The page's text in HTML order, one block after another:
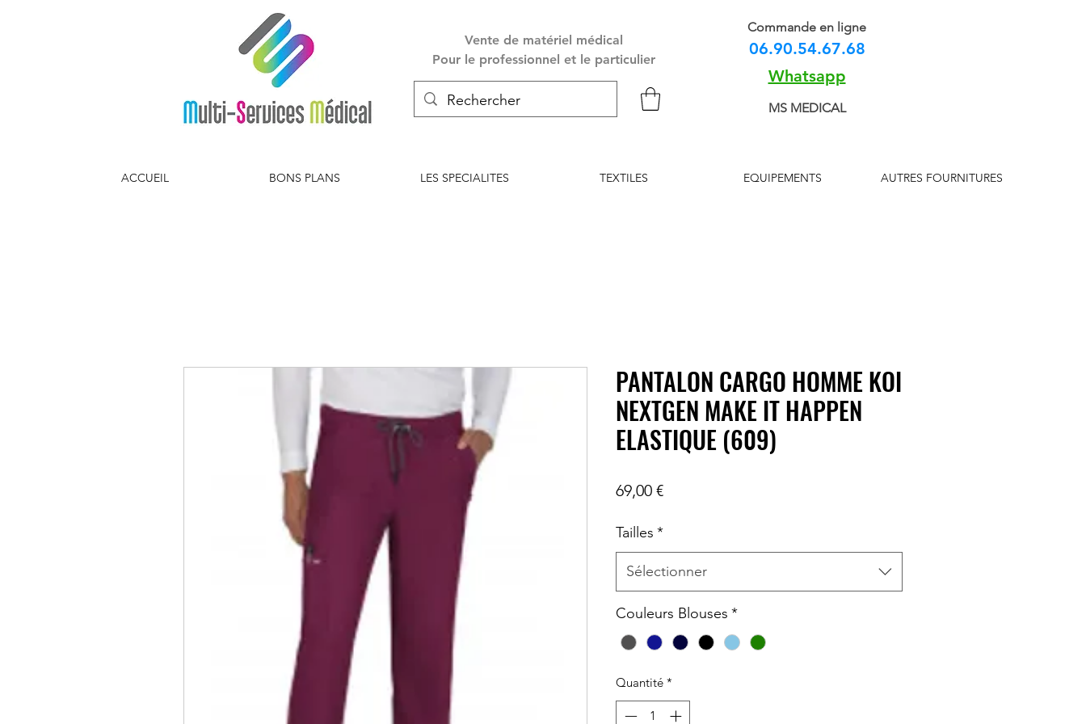
Vente de matériel médical
Pour le professionnel et le particulier
Commande en ligne
06.90.54.67.68
Whatsapp
MS MEDICAL
ACCUEIL BONS PLANS LES SPECIALITES TEXTILES EQUIPEMENTS AUTRES FOURNITURES
PANTALON CARGO HOMME KOI
NEXTGEN MAKE IT HAPPEN
ELASTIQUE (609)
69,00 €Prix
Tailles *
Sélectionner
Couleurs Blouses *
Quantité *